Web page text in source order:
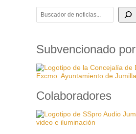
BUSCADOR DE NOTICIAS
Subvencionado por
Colaboradores